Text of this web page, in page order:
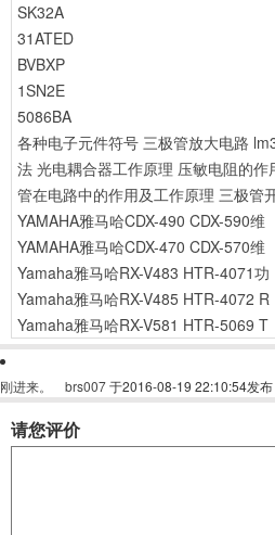
SK32A
31ATED
BVBXP
1SN2E
5086BA
各种电子元件符号 三极管放大电路
法 光电耦合器工作原理 压敏电阻的作
管在电路中的作用及工作原理 三极管
YAMAHA雅马哈CDX-490 CDX-590维
YAMAHA雅马哈CDX-470 CDX-570维
Yamaha雅马哈RX-V483 HTR-4071功
Yamaha雅马哈RX-V485 HTR-4072 R
Yamaha雅马哈RX-V581 HTR-5069 T
刚进来。 brs007于2016-08-19 22:10:54发布
请您评价